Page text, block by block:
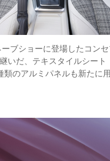
ブショーに登場したコン
いだ、テキスタイルシート
類のアルミパネルも新たに